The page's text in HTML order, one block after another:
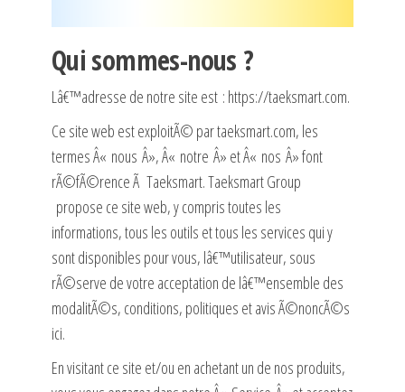
Qui sommes-nous ?
Lâ€™adresse de notre site est : https://taeksmart.com.
Ce site web est exploitÃ© partaeksmart.com, les
termes Â« nous Â», Â« notre Â» et Â« nos Â» font
rÃ©fÃ©rence Ã Taeksmart.Taeksmart Group
propose ce site web, y compris toutes les
informations, tous les outils et tous les services qui y
sont disponibles pour vous, lâ€™utilisateur, sous
rÃ©serve de votre acceptation de lâ€™ensemble des
modalitÃ©s, conditions, politiques et avis Ã©noncÃ©s
ici.
En visitant ce site et/ou en achetant un de nos produits,